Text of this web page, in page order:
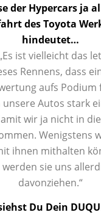
der Hypercars ja
des Toyota
hindeutet…
ist vielleicht das
Rennens, dass
aufs Podium
unsere Autos stark
wir ja nicht in
Wenigstens
ihnen mithalten
werden sie uns
davonziehen.“
Du Dein